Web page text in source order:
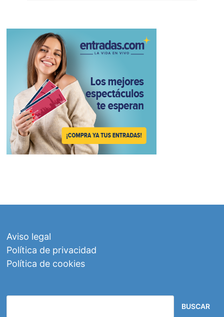
Aviso legal
Política de privacidad
Política de cookies
BUSCAR